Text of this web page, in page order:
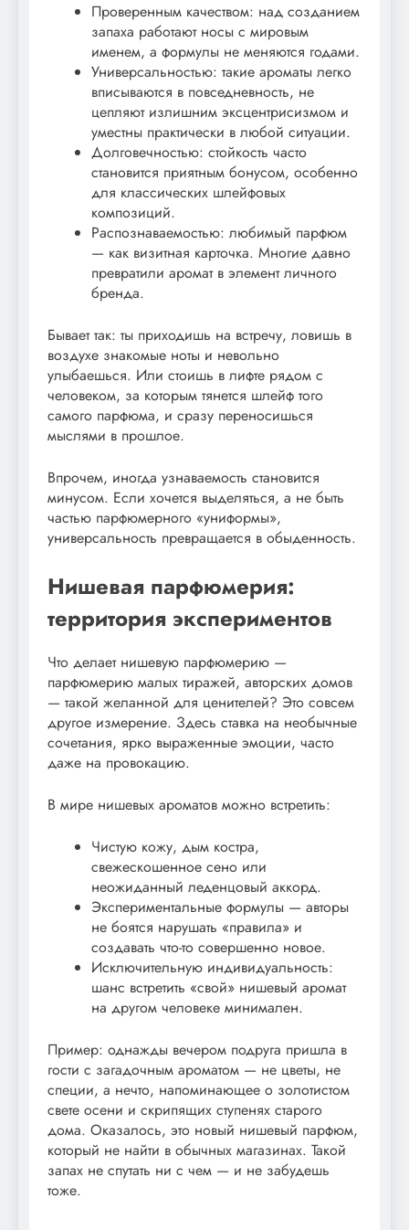
Проверенным качеством: над созданием
запаха работают носы с мировым
именем, а формулы не меняются годами.
Универсальностью: такие ароматы легко
вписываются в повседневность, не
цепляют излишним эксцентриcизмом и
уместны практически в любой ситуации.
Долговечностью: стойкость часто
становится приятным бонусом, особенно
для классических шлейфовых
композиций.
Распознаваемостью: любимый парфюм
— как визитная карточка. Многие давно
превратили аромат в элемент личного
бренда.
Бывает так: ты приходишь на встречу, ловишь в
воздухе знакомые ноты и невольно
улыбаешься. Или стоишь в лифте рядом с
человеком, за которым тянется шлейф того
самого парфюма, и сразу переносишься
мыслями в прошлое.
Впрочем, иногда узнаваемость становится
минусом. Если хочется выделяться, а не быть
частью парфюмерного «униформы»,
универсальность превращается в обыденность.
Нишевая парфюмерия:
территория экспериментов
Что делает нишевую парфюмерию —
парфюмерию малых тиражей, авторских домов
— такой желанной для ценителей? Это совсем
другое измерение. Здесь ставка на необычные
сочетания, ярко выраженные эмоции, часто
даже на провокацию.
В мире нишевых ароматов можно встретить:
Чистую кожу, дым костра,
свежескошенное сено или
неожиданный леденцовый аккорд.
Экспериментальные формулы — авторы
не боятся нарушать «правила» и
создавать что-то совершенно новое.
Исключительную индивидуальность:
шанс встретить «свой» нишевый аромат
на другом человеке минимален.
Пример: однажды вечером подруга пришла в
гости с загадочным ароматом — не цветы, не
специи, а нечто, напоминающее о золотистом
свете осени и скрипящих ступенях старого
дома. Оказалось, это новый нишевый парфюм,
который не найти в обычных магазинах. Такой
запах не спутать ни с чем — и не забудешь
тоже.